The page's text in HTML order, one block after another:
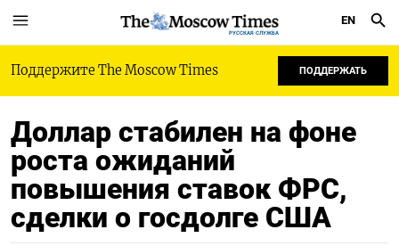
РУССКАЯ СЛУЖБА
EN
Поддержите The Moscow Times ПОДДЕРЖАТЬ
Доллар стабилен на фоне
роста ожиданий
повышения ставок ФРС,
сделки о госдолге США